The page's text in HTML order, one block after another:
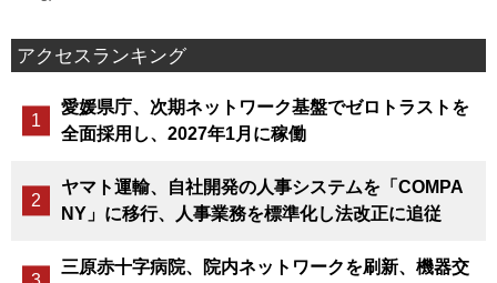
アクセスランキング
愛媛県庁、次期ネットワーク基盤でゼロトラストを
全面採用し、2027年1月に稼働
ヤマト運輸、自社開発の人事システムを「COMPA
NY」に移行、人事業務を標準化し法改正に追従
三原赤十字病院、院内ネットワークを刷新、機器交